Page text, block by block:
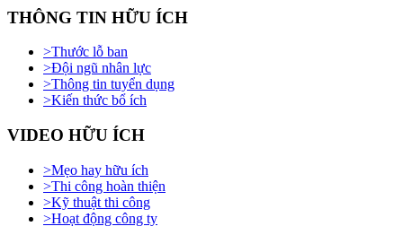
THÔNG TIN HỮU ÍCH
>Thước lỗ ban
>Đội ngũ nhân lực
>Thông tin tuyển dụng
>Kiến thức bổ ích
VIDEO HỮU ÍCH
>Mẹo hay hữu ích
>Thi công hoàn thiện
>Kỹ thuật thi công
>Hoạt động công ty